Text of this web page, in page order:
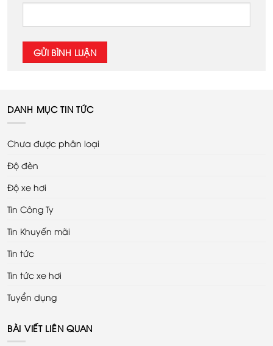
DANH MỤC TIN TỨC
Chưa được phân loại
Độ đèn
Độ xe hơi
Tin Công Ty
Tin Khuyến mãi
Tin tức
Tin tức xe hơi
Tuyển dụng
BÀI VIẾT LIÊN QUAN